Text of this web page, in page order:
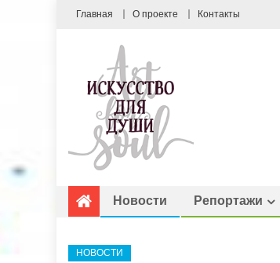
Главная О проекте Контакты
Новости Репортажи
НОВОСТИ